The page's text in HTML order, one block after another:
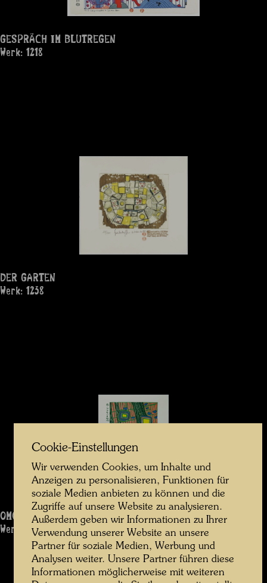
GESPRÄCH IM BLUTREGEN
Werk: 1218
DER GARTEN
Werk: 1238
OMOIGAKENAI MOKUTEKICHI
Werk: 1257
Cookie-Einstellungen
Wir verwenden Cookies, um Inhalte und
Anzeigen zu personalisieren, Funktionen für
soziale Medien anbieten zu können und die
Zugriffe auf unsere Website zu analysieren.
Außerdem geben wir Informationen zu Ihrer
Verwendung unserer Website an unsere
Partner für soziale Medien, Werbung und
Analysen weiter. Unsere Partner führen diese
Informationen möglicherweise mit weiteren